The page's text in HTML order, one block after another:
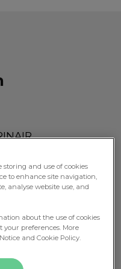
storing and use of cookies
to enhance site navigation,
analyse website use, and
about the use of cookies
preferences. More
and Cookie Policy.